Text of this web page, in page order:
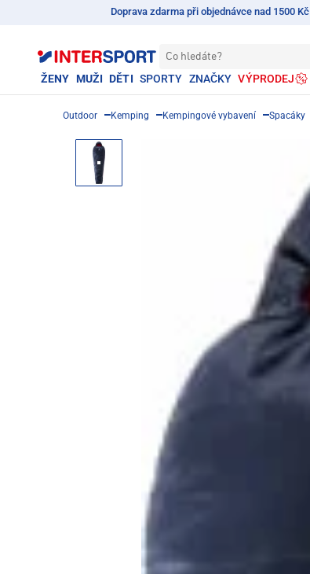
Doprava zdarma při objednávce nad 1500 Kč
Co hledáte?
ŽENY MUŽI DĚTI SPORTY ZNAČKY VÝPRODEJ
Outdoor Kemping Kempingové vybavení Spacáky